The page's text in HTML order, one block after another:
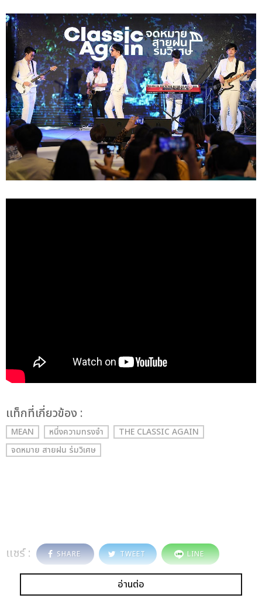
เเท็กที่เกี่ยวข้อง :
MEAN หนึ่งความทรงจำ
THE CLASSIC AGAIN
จดหมาย สายฝน ร่มวิเศษ
แชร์ : SHARE TWEET LINE
อ่านต่อ